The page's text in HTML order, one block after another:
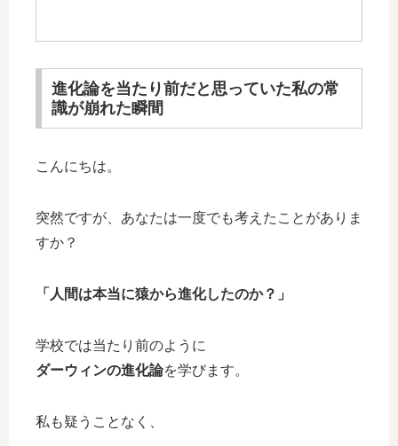
進化論を当たり前だと思っていた私の常
識が崩れた瞬間
こんにちは。
突然ですが、あなたは一度でも考えたことがありま
すか？
「人間は本当に猿から進化したのか？」
学校では当たり前のように
ダーウィンの進化論を学びます。
私も疑うことなく、